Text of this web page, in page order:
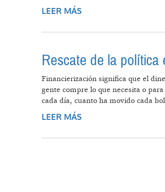
LEER MÁS
Rescate de la
Financierización significa que el
gente compre lo que necesita o
cada día, cuanto ha movido cada
LEER MÁS